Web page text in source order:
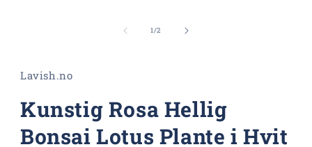
1/av
2
Lavish.no
Kunstig Rosa Hellig
Bonsai Lotus Plante i Hvit